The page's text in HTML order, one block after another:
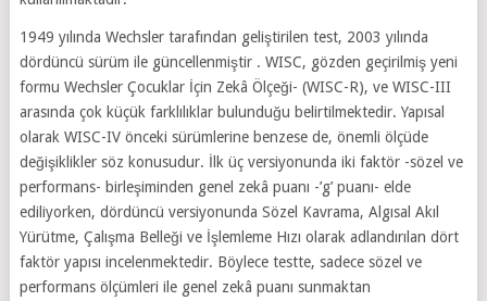
1949 yılında Wechsler tarafından geliştirilen test, 2003 yılında
dördüncü sürüm ile güncellenmiştir . WISC, gözden geçirilmiş yeni
formu Wechsler Çocuklar İçin Zekâ Ölçeği- (WISC-R), ve WISC-III
arasında çok küçük farklılıklar bulunduğu belirtilmektedir. Yapısal
olarak WISC-IV önceki sürümlerine benzese de, önemli ölçüde
değişiklikler söz konusudur. İlk üç versiyonunda iki faktör -sözel ve
performans- birleşiminden genel zekâ puanı -’g’ puanı- elde
ediliyorken, dördüncü versiyonunda Sözel Kavrama, Algısal Akıl
Yürütme, Çalışma Belleği ve İşlemleme Hızı olarak adlandırılan dört
faktör yapısı incelenmektedir. Böylece testte, sadece sözel ve
performans ölçümleri ile genel zekâ puanı sunmaktan